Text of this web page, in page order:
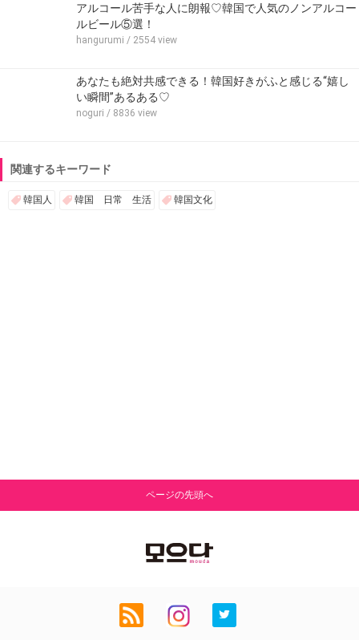
アルコール苦手な人に朗報♡韓国で人気のノンアルコー
ルビール⑤選！
hangurumi / 2554 view
あなたも絶対共感できる！韓国好きがふと感じる“嬉し
い瞬間”あるある♡
noguri / 8836 view
関連するキーワード
韓国人 韓国 日常 生活 韓国文化
ページの先頭へ